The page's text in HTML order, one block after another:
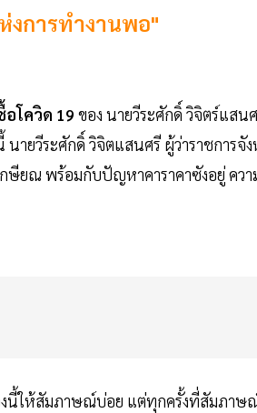
การทำงานพอ"
อโควิด 19 ของ นายวีระศักดิ์ วิจิตร์แสน
ายวีระศักดิ์ วิจิตแสนศรี ผู้ว่าราชการจั
กษียณ พร้อมกับปัญหาคาราคาซังอยู่ คว
นี้ให้สัมภาษณ์บ่อย แต่ทุกครั้งที่สัมภาษ